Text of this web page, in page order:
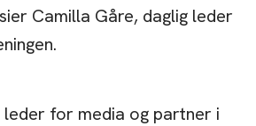
Camilla Gåre, daglig leder
leder for media og partner i